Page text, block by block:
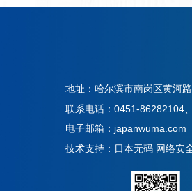
地址：哈尔滨市南岗区黄河
联系电话：0451-86282104
电子邮箱：japanwuma.com
技术支持：日本无码 网络安